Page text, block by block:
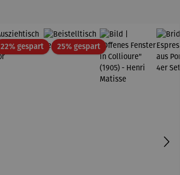
22% gespartRabatt25% gespartRabatt